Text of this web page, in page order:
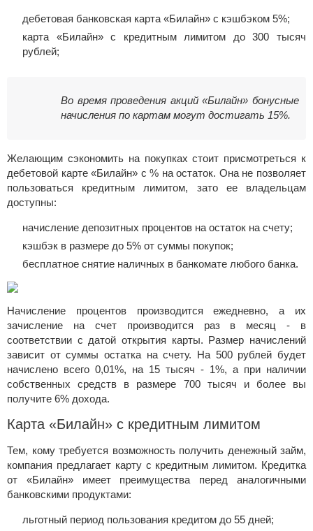
дебетовая банковская карта «Билайн» с кэшбэком 5%;
карта «Билайн» с кредитным лимитом до 300 тысяч
рублей;
Во время проведения акций «Билайн» бонусные
начисления по картам могут достигать 15%.
Желающим сэкономить на покупках стоит присмотреться к
дебетовой карте «Билайн» с % на остаток. Она не позволяет
пользоваться кредитным лимитом, зато ее владельцам
доступны:
начисление депозитных процентов на остаток на счету;
кэшбэк в размере до 5% от суммы покупок;
бесплатное снятие наличных в банкомате любого банка.
Начисление процентов производится ежедневно, а их
зачисление на счет производится раз в месяц - в
соответствии с датой открытия карты. Размер начислений
зависит от суммы остатка на счету. На 500 рублей будет
начислено всего 0,01%, на 15 тысяч - 1%, а при наличии
собственных средств в размере 700 тысяч и более вы
получите 6% дохода.
Карта «Билайн» с кредитным лимитом
Тем, кому требуется возможность получить денежный займ,
компания предлагает карту с кредитным лимитом. Кредитка
от «Билайн» имеет преимущества перед аналогичными
банковскими продуктами:
льготный период пользования кредитом до 55 дней;